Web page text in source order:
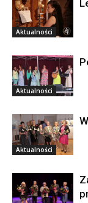
Aktualności
Aktualności
Aktualności